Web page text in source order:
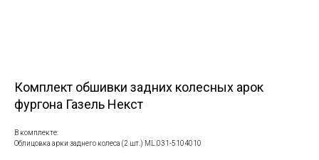
Комплект обшивки задних колесных арок
фургона Газель Некст
В комплекте:
Облицовка арки заднего колеса (2 шт.) ML.031-5104010